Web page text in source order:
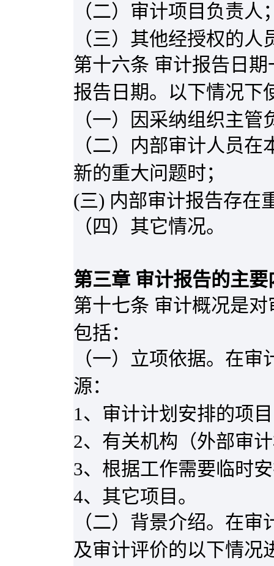
（二）审计项目负责人
（三）其他经授权的人
第十六条 审计报告日
报告日期。以下情况下
（一）因采纳组织主
（二）内部审计人员
新的重大问题时；
(三) 内部审计报告存在
（四）其它情况。
第三章 审计报告的主要
第十七条 审计概况是
包括：
（一）立项依据。在
源：
1、审计计划安排的项
2、有关机构（外部审
3、根据工作需要临时
4、其它项目。
（二）背景介绍。在
及审计评价的以下情况